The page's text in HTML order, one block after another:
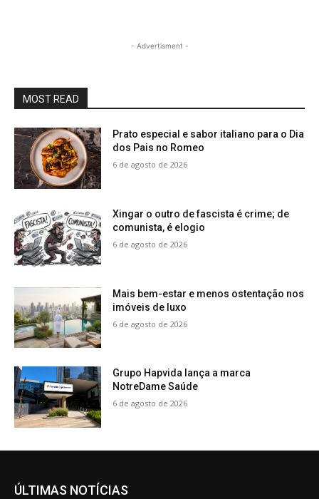
- Advertisment -
MOST READ
Prato especial e sabor italiano para o Dia
dos Pais no Romeo
6 de agosto de 2026
Xingar o outro de fascista é crime; de
comunista, é elogio
6 de agosto de 2026
Mais bem-estar e menos ostentação nos
imóveis de luxo
6 de agosto de 2026
Grupo Hapvida lança a marca
NotreDame Saúde
6 de agosto de 2026
ÚLTIMAS NOTÍCIAS